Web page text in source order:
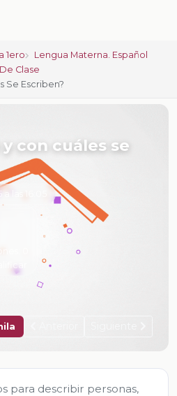
1ero
Lengua Materna. Español
Clase
Se Escriben?
con cuáles se
las 16:05
para describir personas,